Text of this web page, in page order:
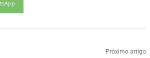
Próximo artigo